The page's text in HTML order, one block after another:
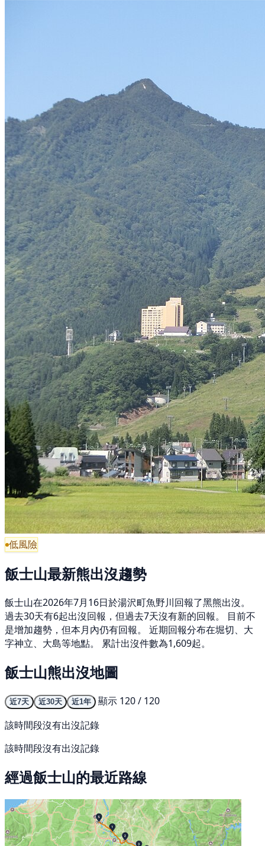
低風險
飯士山最新熊出沒趨勢
飯士山在2026年7月16日於湯沢町魚野川回報了黑熊出沒。
過去30天有6起出沒回報，但過去7天沒有新的回報。 目前不
是增加趨勢，但本月內仍有回報。 近期回報分布在堀切、大
字神立、大島等地點。 累計出沒件數為1,609起。
飯士山熊出沒地圖
近7天 近30天 近1年
顯示 120 / 120
該時間段沒有出沒記錄
該時間段沒有出沒記錄
經過飯士山的最近路線